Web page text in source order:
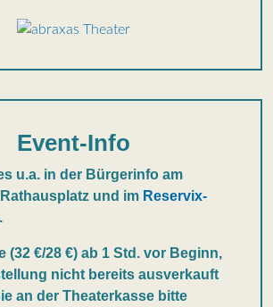
Event-Info
u.a. in der Bürgerinfo am
und im Reservix-
.
(32 €/28 €) ab 1 Std. vor Beginn,
nicht bereits ausverkauft
an der Theaterkasse bitte